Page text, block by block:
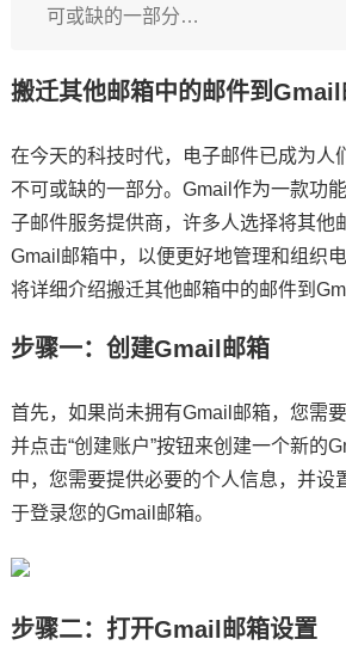
可或缺的一部分…
搬迁其他邮箱中的邮件到
在今天的科技时代，电子邮件已成为人
不可或缺的一部分。Gmail作为一款功
子邮件服务提供商，许多人选择将其他
Gmail邮箱中，以便更好地管理和组织
将详细介绍搬迁其他邮箱中的邮件到
步骤一：创建Gmail邮箱
首先，如果尚未拥有Gmail邮箱，您需
并点击“创建账户”按钮来创建一个新的
中，您需要提供必要的个人信息，并设
于登录您的Gmail邮箱。
步骤二：打开Gmail邮箱设置